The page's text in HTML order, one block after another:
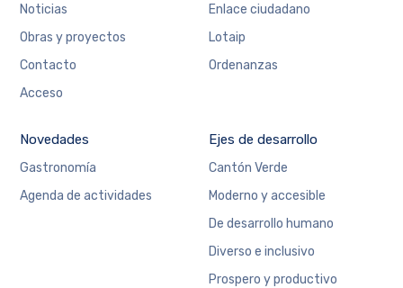
Noticias
Obras y proyectos
Contacto
Acceso
Enlace ciudadano
Lotaip
Ordenanzas
Novedades
Gastronomía
Agenda de actividades
Ejes de desarrollo
Cantón Verde
Moderno y accesible
De desarrollo humano
Diverso e inclusivo
Prospero y productivo